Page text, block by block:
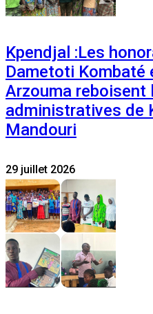
Kpendjal :Les
Dametoti Kombaté
Arzouma reboisent
administratives de
Mandouri
29 juillet 2026